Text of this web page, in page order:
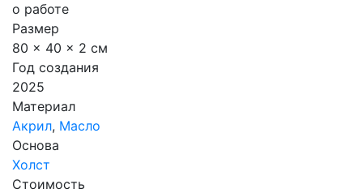
о работе
Размер
80 x 40 x 2 см
Год создания
2025
Материал
Акрил, Масло
Основа
Холст
Стоимость